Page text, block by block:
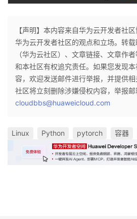
【声明】本内容来自华为云开发者社
华为云开发者社区的观点和立场。转
（华为云社区）、文章链接、文章作
和本社区有权追究责任。如果您发现
容，欢迎发送邮件进行举报，并提供
社区将立刻删除涉嫌侵权内容，举报邮
cloudbbs@huaweicloud.com
Linux Python pytorch 容器